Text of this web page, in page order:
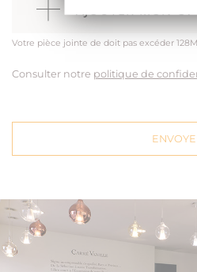
AJOUTER MON
Votre pièce jointe de doit pas excéder
Consulter notre politique de